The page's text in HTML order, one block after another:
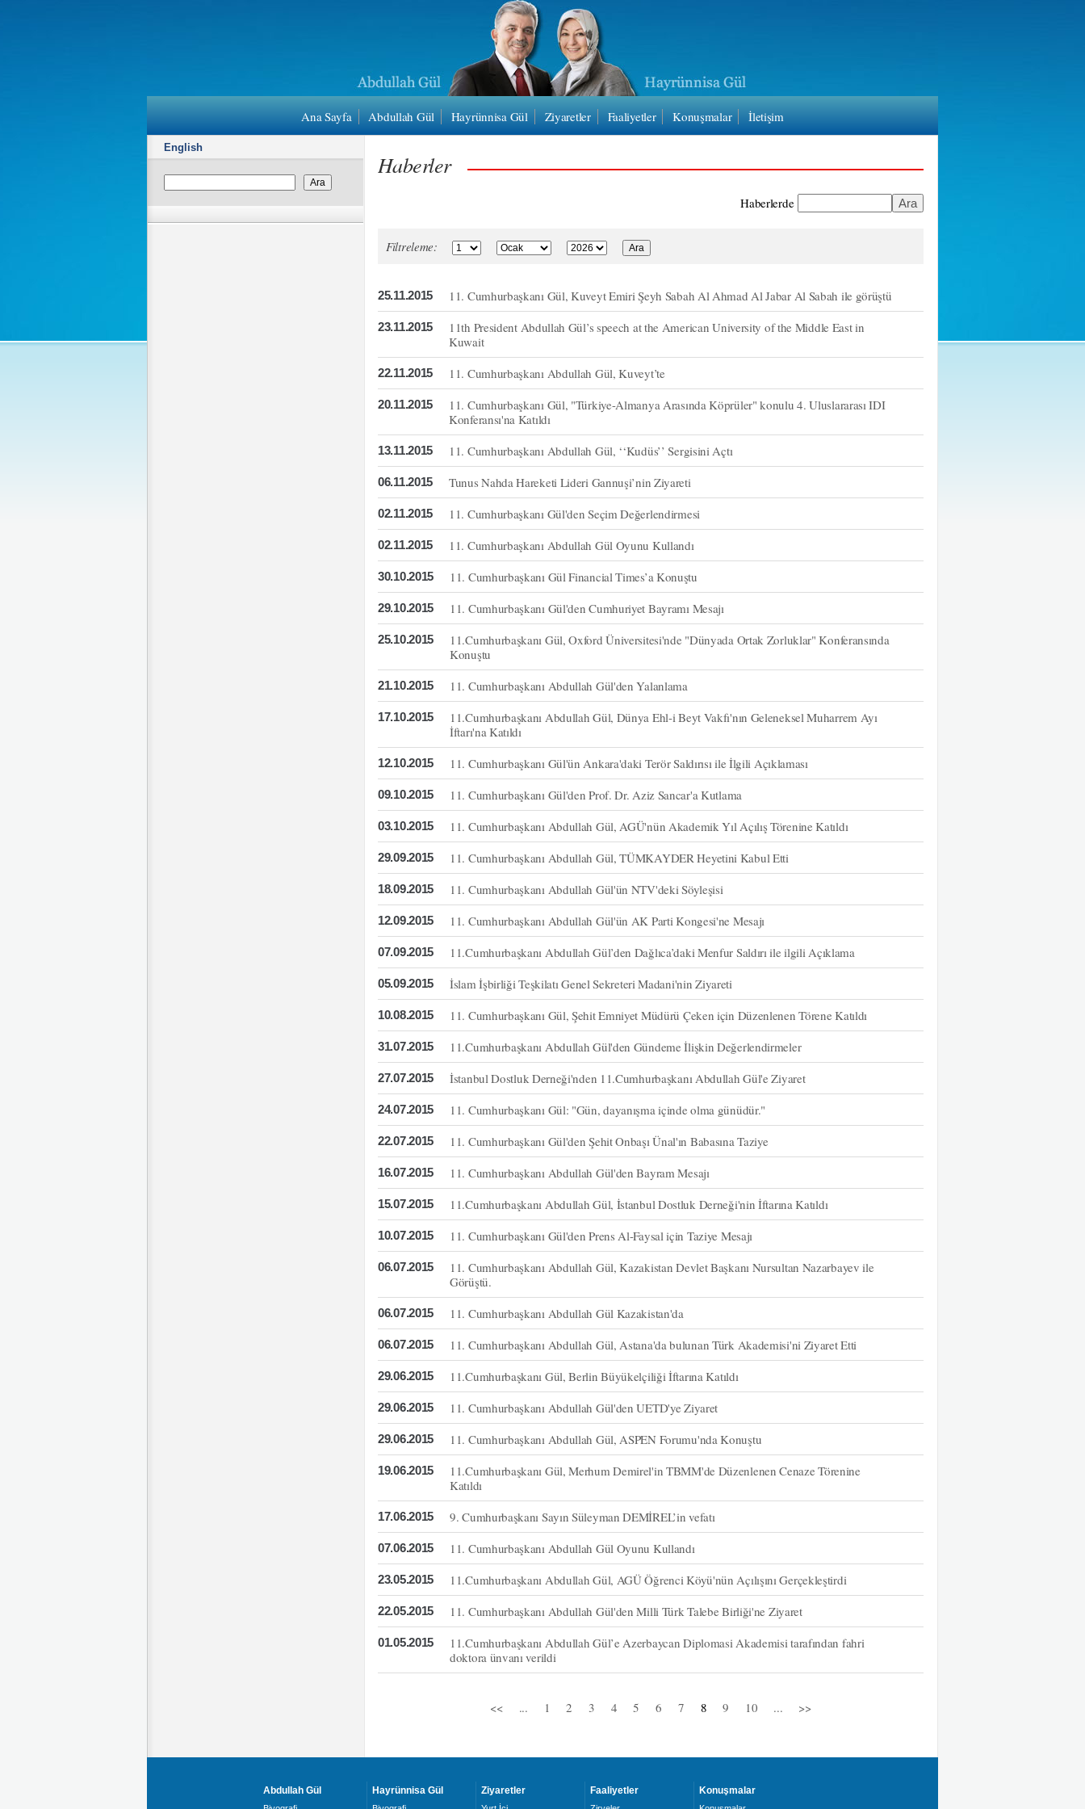
Ana Sayfa Abdullah Gül Hayrünnisa Gül Ziyaretler Faaliyetler Konuşmalar İletişim
English
Haberler
Haberlerde
Filtreleme:
25.11.2015 11. Cumhurbaşkanı Gül, Kuveyt Emiri Şeyh Sabah Al Ahmad Al Jabar Al Sabah ile görüştü
23.11.2015
11th President Abdullah Gül’s speech at the American University of the Middle East in
Kuwait
22.11.2015 11. Cumhurbaşkanı Abdullah Gül, Kuveyt’te
20.11.2015
11. Cumhurbaşkanı Gül, "Türkiye-Almanya Arasında Köprüler" konulu 4. Uluslararası IDI
Konferansı'na Katıldı
13.11.2015 11. Cumhurbaşkanı Abdullah Gül, ‘‘Kudüs’’ Sergisini Açtı
06.11.2015 Tunus Nahda Hareketi Lideri Gannuşi’nin Ziyareti
02.11.2015 11. Cumhurbaşkanı Gül'den Seçim Değerlendirmesi
02.11.2015 11. Cumhurbaşkanı Abdullah Gül Oyunu Kullandı
30.10.2015 11. Cumhurbaşkanı Gül Financial Times’a Konuştu
29.10.2015 11. Cumhurbaşkanı Gül'den Cumhuriyet Bayramı Mesajı
25.10.2015
11.Cumhurbaşkanı Gül, Oxford Üniversitesi'nde "Dünyada Ortak Zorluklar" Konferansında
Konuştu
21.10.2015 11. Cumhurbaşkanı Abdullah Gül'den Yalanlama
17.10.2015
11.Cumhurbaşkanı Abdullah Gül, Dünya Ehl-i Beyt Vakfı'nın Geleneksel Muharrem Ayı
İftarı'na Katıldı
12.10.2015 11. Cumhurbaşkanı Gül'ün Ankara'daki Terör Saldırısı ile İlgili Açıklaması
09.10.2015 11. Cumhurbaşkanı Gül'den Prof. Dr. Aziz Sancar'a Kutlama
03.10.2015 11. Cumhurbaşkanı Abdullah Gül, AGÜ'nün Akademik Yıl Açılış Törenine Katıldı
29.09.2015 11. Cumhurbaşkanı Abdullah Gül, TÜMKAYDER Heyetini Kabul Etti
18.09.2015 11. Cumhurbaşkanı Abdullah Gül'ün NTV'deki Söyleşisi
12.09.2015 11. Cumhurbaşkanı Abdullah Gül'ün AK Parti Kongesi'ne Mesajı
07.09.2015 11.Cumhurbaşkanı Abdullah Gül’den Dağlıca’daki Menfur Saldırı ile ilgili Açıklama
05.09.2015 İslam İşbirliği Teşkilatı Genel Sekreteri Madani'nin Ziyareti
10.08.2015 11. Cumhurbaşkanı Gül, Şehit Emniyet Müdürü Çeken için Düzenlenen Törene Katıldı
31.07.2015 11.Cumhurbaşkanı Abdullah Gül'den Gündeme İlişkin Değerlendirmeler
27.07.2015 İstanbul Dostluk Derneği'nden 11.Cumhurbaşkanı Abdullah Gül'e Ziyaret
24.07.2015 11. Cumhurbaşkanı Gül: "Gün, dayanışma içinde olma günüdür."
22.07.2015 11. Cumhurbaşkanı Gül'den Şehit Onbaşı Ünal'ın Babasına Taziye
16.07.2015 11. Cumhurbaşkanı Abdullah Gül'den Bayram Mesajı
15.07.2015 11.Cumhurbaşkanı Abdullah Gül, İstanbul Dostluk Derneği'nin İftarına Katıldı
10.07.2015 11. Cumhurbaşkanı Gül'den Prens Al-Faysal için Taziye Mesajı
06.07.2015
11. Cumhurbaşkanı Abdullah Gül, Kazakistan Devlet Başkanı Nursultan Nazarbayev ile
Görüştü.
06.07.2015 11. Cumhurbaşkanı Abdullah Gül Kazakistan'da
06.07.2015 11. Cumhurbaşkanı Abdullah Gül, Astana'da bulunan Türk Akademisi'ni Ziyaret Etti
29.06.2015 11.Cumhurbaşkanı Gül, Berlin Büyükelçiliği İftarına Katıldı
29.06.2015 11. Cumhurbaşkanı Abdullah Gül'den UETD'ye Ziyaret
29.06.2015 11. Cumhurbaşkanı Abdullah Gül, ASPEN Forumu'nda Konuştu
19.06.2015
11.Cumhurbaşkanı Gül, Merhum Demirel'in TBMM'de Düzenlenen Cenaze Törenine
Katıldı
17.06.2015 9. Cumhurbaşkanı Sayın Süleyman DEMİREL’in vefatı
07.06.2015 11. Cumhurbaşkanı Abdullah Gül Oyunu Kullandı
23.05.2015 11.Cumhurbaşkanı Abdullah Gül, AGÜ Öğrenci Köyü'nün Açılışını Gerçekleştirdi
22.05.2015 11. Cumhurbaşkanı Abdullah Gül'den Milli Türk Talebe Birliği'ne Ziyaret
01.05.2015
11.Cumhurbaşkanı Abdullah Gül’e Azerbaycan Diplomasi Akademisi tarafından fahri
doktora ünvanı verildi
<< ... 1 2 3 4 5 6 7 8 9 10 ... >>
Abdullah Gül Hayrünnisa Gül Ziyaretler Faaliyetler Konuşmalar